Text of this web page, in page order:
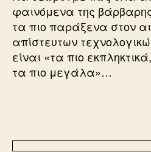
φαινόμενα της
τα πιο παράξενα στον
απίστευτων
είναι «τα πιο
τα πιο μεγάλα»…